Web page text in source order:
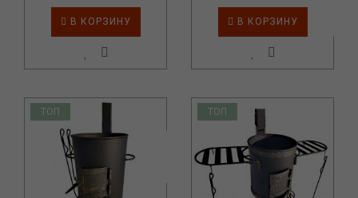
В КОРЗИНУ В КОРЗИНУ
ТОП ТОП